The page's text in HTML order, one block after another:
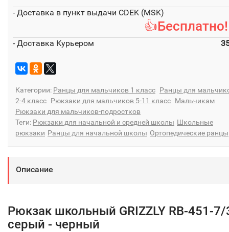
- Доставка в пункт выдачи CDEK (MSK)
- Доставка Курьером
Категории: Ранцы для мальчиков 1 класс Ранцы для
2-4 класс Рюкзаки для мальчиков 5-11 класс Мальчикам
Рюкзаки для мальчиков-подростков
Теги: Рюкзаки для начальной и средней школы Школьные
рюкзаки Ранцы для начальной школы Ортопедические ранцы
Описание
Рюкзак школьный GRIZZLY RB-451-7/
серый - черный